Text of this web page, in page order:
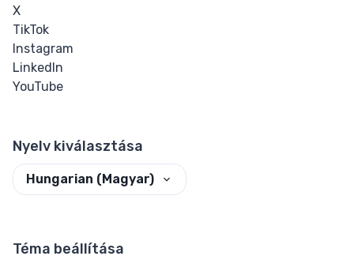
Time
Input Email
Input Image
Input Number
X
TikTok
Instagram
LinkedIn
YouTube
Nyelv kiválasztása
Hungarian (Magyar)
Téma beállítása